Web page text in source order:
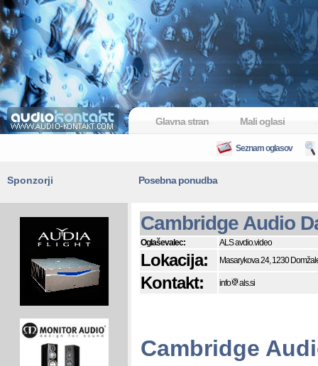
Glavna stran Mali oglasi
Seznam oglasov
Sponzorji Posebna ponudba
Cambridge Audio
Oglaševalec: ALS avdio.video
Lokacija: Masarykova 24, 1230
Kontakt: info als.si
Cambridge